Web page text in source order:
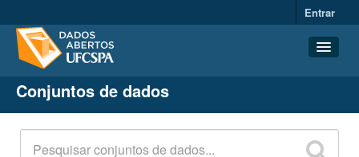
Entrar
Conjuntos de dados
Organizações
Grupos
Conjuntos de dados